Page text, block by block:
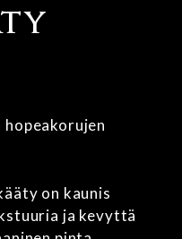
hopeakorujen
on kaunis
ja kevyttä